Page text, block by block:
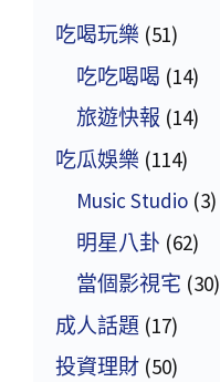
吃喝玩樂 (51)
吃吃喝喝 (14)
旅遊快報 (14)
吃瓜娛樂 (114)
Music Studio (3)
明星八卦 (62)
當個影視宅 (30)
成人話題 (17)
投資理財 (50)